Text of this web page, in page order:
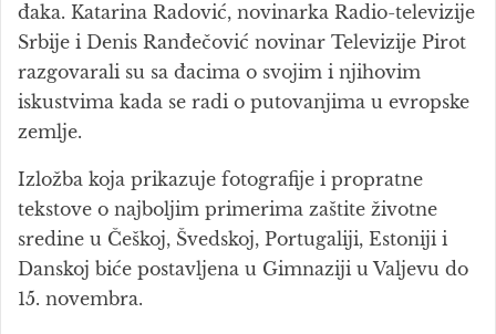
đaka. Katarina Radović, novinarka Radio-televizije
Srbije i Denis Ranđečović novinar Televizije Pirot
razgovarali su sa đacima o svojim i njihovim
iskustvima kada se radi o putovanjima u evropske
zemlje.
Izložba koja prikazuje fotografije i propratne
tekstove o najboljim primerima zaštite životne
sredine u Češkoj, Švedskoj, Portugaliji, Estoniji i
Danskoj biće postavljena u Gimnaziji u Valjevu do
15. novembra.